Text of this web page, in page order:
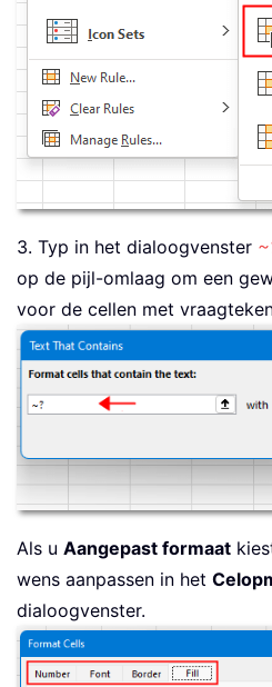
3. Typ in het dialoogvenster
op de pijl-omlaag om een
voor de cellen met
Als u Aangepast formaat
wens aanpassen in het
dialoogvenster.